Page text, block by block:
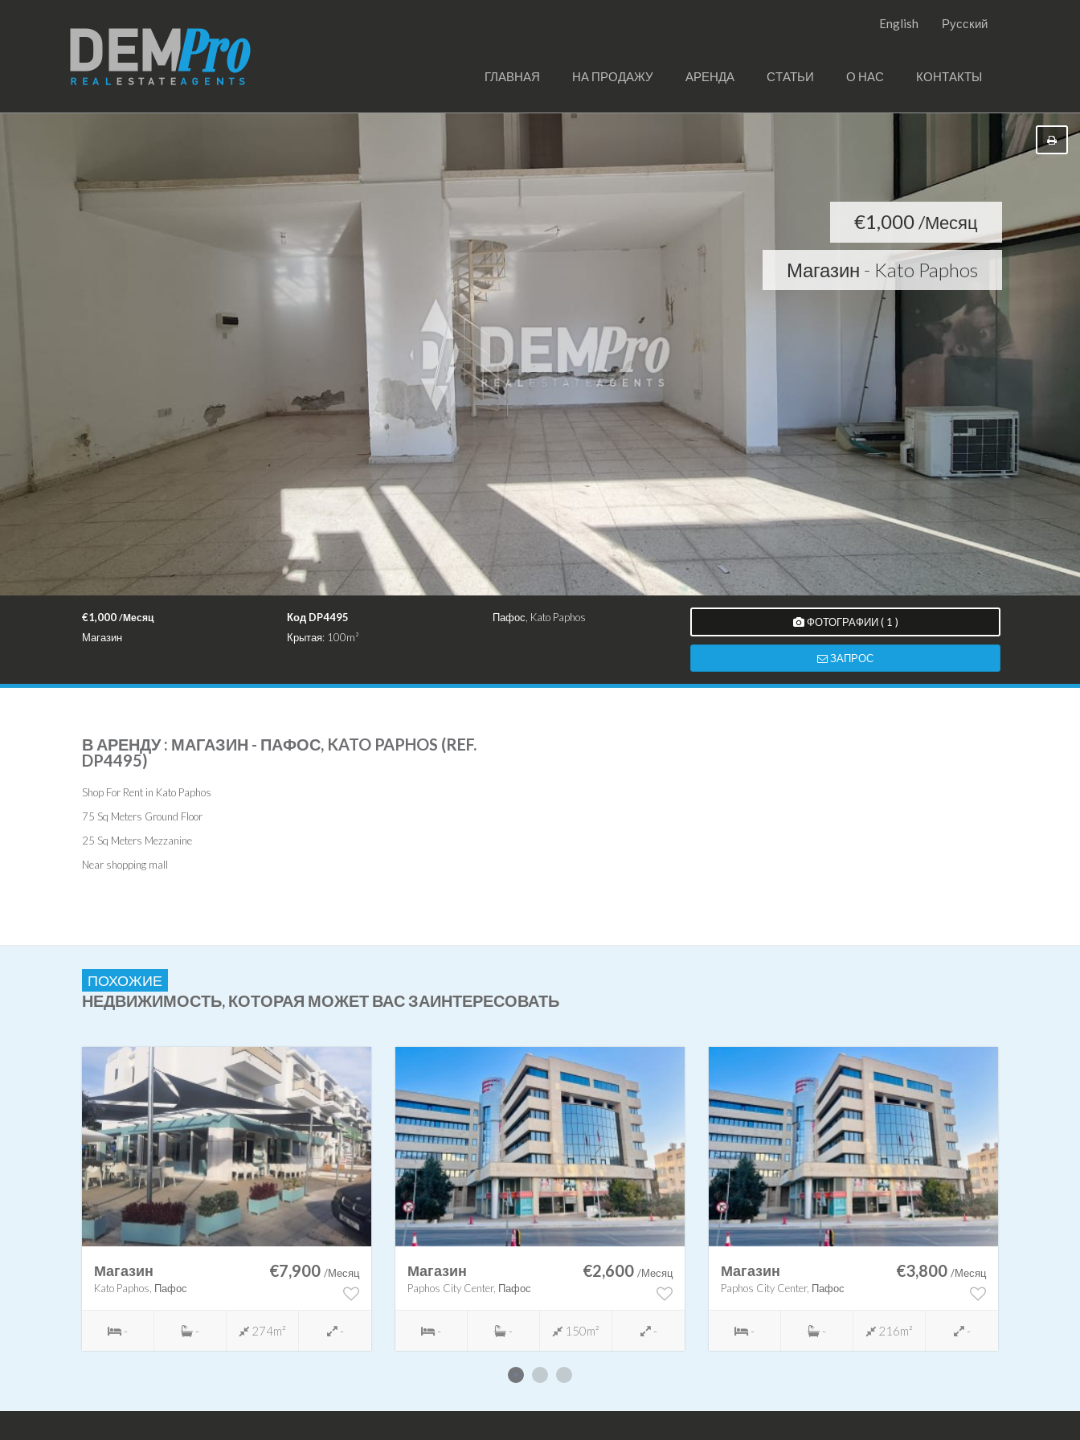
English Русский
ГЛАВНАЯ НА ПРОДАЖУ АРЕНДА СТАТЬИ О НАС КОНТАКТЫ
€1,000/Месяц
Магазин - Kato Paphos
€1,000 /Месяц Код DP4495
Пафос, Kato Paphos
Магазин
Крытая: 100m²
ФОТОГРАФИИ ( 1 )
ЗАПРОС
В АРЕНДУ : МАГАЗИН - ПАФОС, KATO PAPHOS (REF.
DP4495)
Shop For Rent in Kato Paphos
75 Sq Meters Ground Floor
25 Sq Meters Mezzanine
Near shopping mall
ПОХОЖИЕ
НЕДВИЖИМОСТЬ, КОТОРАЯ МОЖЕТ ВАС ЗАИНТЕРЕСОВАТЬ
Магазин
Kato Paphos, Пафос
€7,900 /Месяц
- - 274m² -
Магазин
Paphos City Center, Пафос
€2,600 /Месяц
- - 150m² -
Магазин
Paphos City Center, Пафос
€3,800 /Месяц
- - 216m² -